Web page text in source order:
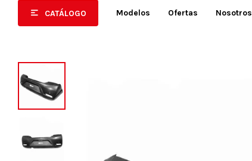
CATÁLOGO Modelos Ofertas Nosotros